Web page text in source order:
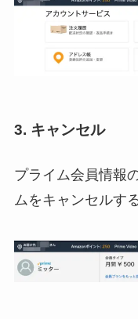
3. キャンセル
プライム会員情報
ムをキャンセルす